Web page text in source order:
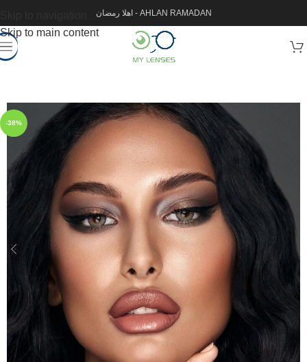
Skip to main content
اهلا رمضان - AHLAN RAMADAN
-38%